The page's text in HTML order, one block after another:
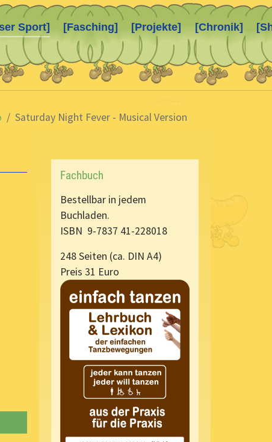
Sport] [Fasching] [Projekte] [Chronik]
Saturday Night Fever - Musical Version
Fachbuch
Bestellbar in jedem
Buchladen.
ISBN 9-7837 41-228018
248 Seiten (ca. DIN A4)
Preis 31 Euro